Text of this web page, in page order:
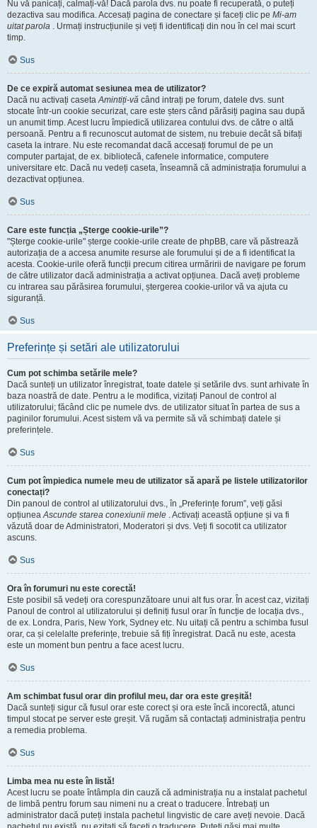
Nu vă panicați, calmați-vă! Dacă parola dvs. nu poate fi recuperată, o puteți
dezactiva sau modifica. Accesați pagina de conectare și faceți clic pe Mi-am
uitat parola . Urmați instrucțiunile și veți fi identificați din nou în cel mai scurt
timp.
Sus
De ce expiră automat sesiunea mea de utilizator?
Dacă nu activați casetaAmintiți-vă când intrați pe forum, datele dvs. sunt
stocate într-un cookie securizat, care este șters când părăsiți pagina sau după
un anumit timp. Acest lucru împiedică utilizarea contului dvs. de către o altă
persoană. Pentru a fi recunoscut automat de sistem, nu trebuie decât să bifați
caseta la intrare. Nu este recomandat dacă accesați forumul de pe un
computer partajat, de ex. bibliotecă, cafenele informatice, computere
universitare etc. Dacă nu vedeți caseta, înseamnă că administrația forumului a
dezactivat opțiunea.
Sus
Care este funcția „Șterge cookie-urile”?
"Șterge cookie-urile" șterge cookie-urile create de phpBB, care vă păstrează
autorizația de a accesa anumite resurse ale forumului și de a fi identificat la
acesta. Cookie-urile oferă funcții precum citirea urmăririi de navigare pe forum
de către utilizator dacă administrația a activat opțiunea. Dacă aveți probleme
cu intrarea sau părăsirea forumului, ștergerea cookie-urilor vă va ajuta cu
siguranță.
Sus
Preferințe și setări ale utilizatorului
Cum pot schimba setările mele?
Dacă sunteți un utilizator înregistrat, toate datele și setările dvs. sunt arhivate în
baza noastră de date. Pentru a le modifica, vizitați Panoul de control al
utilizatorului; făcând clic pe numele dvs. de utilizator situat în partea de sus a
paginilor forumului. Acest sistem vă va permite să vă schimbați datele și
preferințele.
Sus
Cum pot împiedica numele meu de utilizator să apară pe listele utilizatorilor
conectați?
Din panoul de control al utilizatorului dvs., în „Preferințe forum”, veți găsi
opțiuneaAscunde starea conexiunii mele . Activați această opțiune și va fi
văzută doar de Administratori, Moderatori și dvs. Veți fi socotit ca utilizator
ascuns.
Sus
Ora în forumuri nu este corectă!
Este posibil să vedeți ora corespunzătoare unui alt fus orar. În acest caz, vizitați
Panoul de control al utilizatorului și definiți fusul orar în funcție de locația dvs.,
de ex. Londra, Paris, New York, Sydney etc. Nu uitați că pentru a schimba fusul
orar, ca și celelalte preferințe, trebuie să fiți înregistrat. Dacă nu este, acesta
este un moment bun pentru a face acest lucru.
Sus
Am schimbat fusul orar din profilul meu, dar ora este greșită!
Dacă sunteți sigur că fusul orar este corect și ora este încă incorectă, atunci
timpul stocat pe server este greșit. Vă rugăm să contactați administrația pentru
a remedia problema.
Sus
Limba mea nu este în listă!
Acest lucru se poate întâmpla din cauză că administrația nu a instalat pachetul
de limbă pentru forum sau nimeni nu a creat o traducere. Întrebați un
administrator dacă puteți instala pachetul lingvistic de care aveți nevoie. Dacă